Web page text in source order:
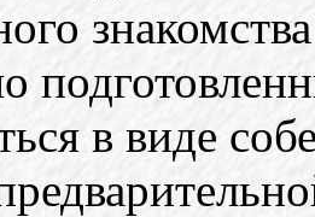
в виде